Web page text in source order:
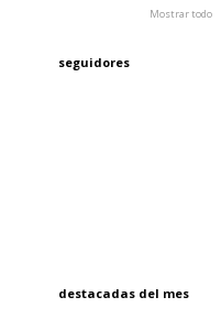
Mostrar todo
seguidores
destacadas del mes